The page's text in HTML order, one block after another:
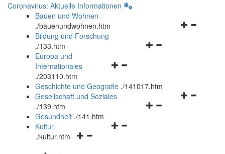
Coronavirus: Aktuelle Informationen
Bauen und Wohnen
./bauenundwohnen.htm
Navigationsmenü
Bildung und Forschung
./133.htm
Navigationsmenü
und
schließen
Europa und
Internationales
./203110.htm
Geschichte und Geografie ./141017.htm
Navigationsmenü
Gesellschaft und Soziales
./139.htm
Navigationsmenü
Gesundheit ./141.htm
Navigationsmenü
Kultur
./kultur.htm